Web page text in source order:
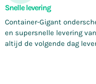
Snelle levering
Container-Gigant
en supersnelle levering
altijd de volgende dag